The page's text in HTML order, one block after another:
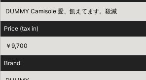
DUMMY Camisole 愛、飢えてます。殺滅
Price (tax in)
￥9,700
Brand